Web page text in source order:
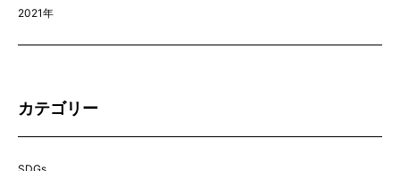
2021年
カテゴリー